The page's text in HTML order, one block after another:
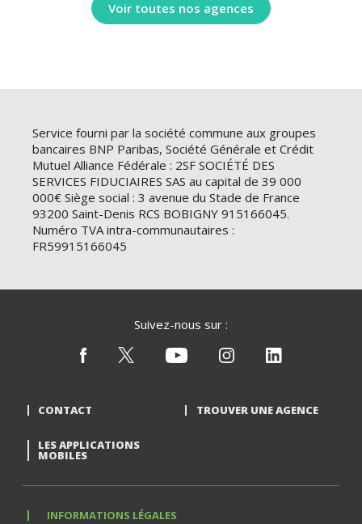
Voir toutes nos agences
Service fourni par la société commune aux groupes
bancaires BNP Paribas, Société Générale et Crédit
Mutuel Alliance Fédérale : 2SF SOCIÉTÉ DES
SERVICES FIDUCIAIRES SAS au capital de 39 000
000€ Siège social : 3 avenue du Stade de France
93200 Saint-Denis RCS BOBIGNY 915166045.
Numéro TVA intra-communautaires :
FR59915166045
Suivez-nous sur :
CONTACT TROUVER UNE AGENCE
LES APPLICATIONS
MOBILES
INFORMATIONS LÉGALES